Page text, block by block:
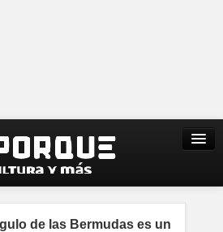
de las Bermudas es un